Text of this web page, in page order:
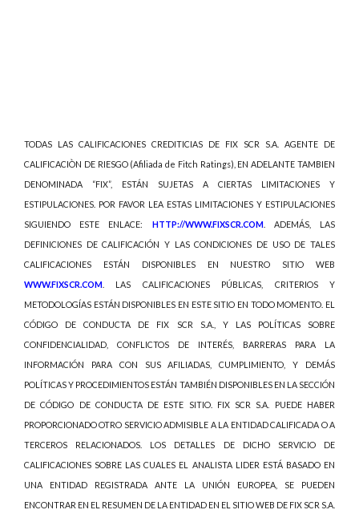
TODAS LAS CALIFICACIONES CREDITICIAS DE FIX SCR S.A. AGENTE DE
CALIFICACIÒN DE RIESGO (Afiliada de Fitch Ratings), EN ADELANTE TAMBIEN
DENOMINADA “FIX”, ESTÁN SUJETAS A CIERTAS LIMITACIONES Y
ESTIPULACIONES. POR FAVOR LEA ESTAS LIMITACIONES Y ESTIPULACIONES
SIGUIENDO ESTE ENLACE: HTTP://WWW.FIXSCR.COM . ADEMÁS, LAS
DEFINICIONES DE CALIFICACIÓN Y LAS CONDICIONES DE USO DE TALES
CALIFICACIONES ESTÁN DISPONIBLES EN NUESTRO SITIO WEB
WWW.FIXSCR.COM . LAS CALIFICACIONES PÚBLICAS, CRITERIOS Y
METODOLOGÍAS ESTÁN DISPONIBLES EN ESTE SITIO EN TODO MOMENTO. EL
CÓDIGO DE CONDUCTA DE FIX SCR S.A., Y LAS POLÍTICAS SOBRE
CONFIDENCIALIDAD, CONFLICTOS DE INTERÉS, BARRERAS PARA LA
INFORMACIÓN PARA CON SUS AFILIADAS, CUMPLIMIENTO, Y DEMÁS
POLÍTICAS Y PROCEDIMIENTOS ESTÁN TAMBIÉN DISPONIBLES EN LA SECCIÓN
DE CÓDIGO DE CONDUCTA DE ESTE SITIO. FIX SCR S.A. PUEDE HABER
PROPORCIONADO OTRO SERVICIO ADMISIBLE A LA ENTIDAD CALIFICADA O A
TERCEROS RELACIONADOS. LOS DETALLES DE DICHO SERVICIO DE
CALIFICACIONES SOBRE LAS CUALES EL ANALISTA LIDER ESTÁ BASADO EN
UNA ENTIDAD REGISTRADA ANTE LA UNIÓN EUROPEA, SE PUEDEN
ENCONTRAR EN EL RESUMEN DE LA ENTIDAD EN EL SITIO WEB DE FIX SCR S.A.